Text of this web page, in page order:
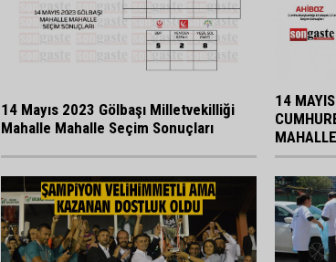
14 Mayıs 2023 Gölbaşı Milletvekilliği
Mahalle Mahalle Seçim Sonuçları
14